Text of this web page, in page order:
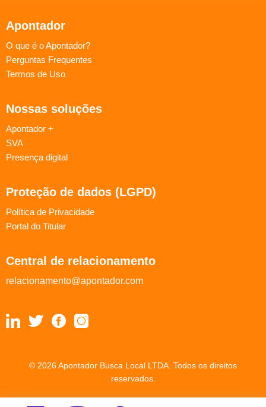
Apontador
O que é o Apontador?
Perguntas Frequentes
Termos de Uso
Nossas soluções
Apontador +
SVA
Presença digital
Proteção de dados (LGPD)
Política de Privacidade
Portal do Titular
Central de relacionamento
relacionamento@apontador.com
© 2026 Apontador Busca Local LTDA. Todos os direitos
reservados.